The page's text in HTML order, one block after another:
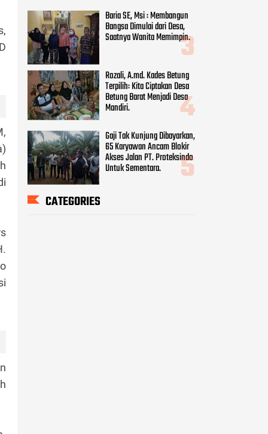
Baria SE, Msi : Membangun
Bangsa Dimulai dari Desa,
Saatnya Wanita Memimpin.
Rozali, A.md. Kades Betung
Terpilih: Kita Ciptakan Desa
Betung Barat Menjadi Desa
Mandiri.
Gaji Tak Kunjung Dibayarkan,
65 Karyawan Ancam Blokir
Akses Jalan PT. Proteksindo
Untuk Sementara.
CATEGORIES